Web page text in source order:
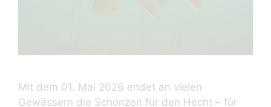
Mit dem 01. Mai 2026 endet an vielen
Gewässern die Schonzeit für den Hecht – für